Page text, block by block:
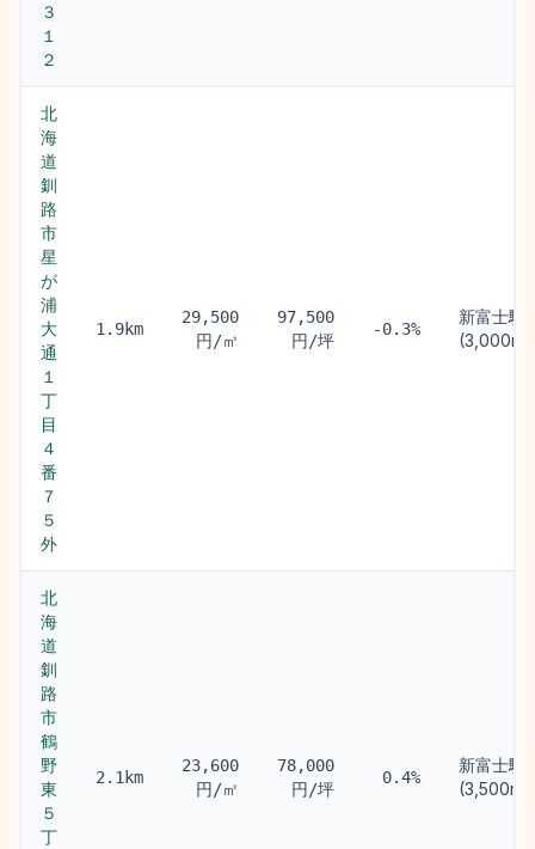
３
１
２
北
海
道
釧
路
市
星
が
浦
大
通
１
丁
目
４
番
７
５
外
1.9km
29,500
円/㎡
97,500
円/坪
-0.3%
新富士駅
(3,000m)
北
海
道
釧
路
市
鶴
野
東
５
丁
2.1km
23,600
円/㎡
78,000
円/坪
0.4%
新富士駅
(3,500m)